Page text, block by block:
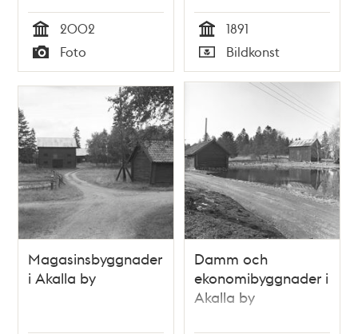
Tid
2002
Typ
Foto Tid
1891
Typ
Bildkonst
Magasinsbyggnader
i Akalla by
Damm och
ekonomibyggnader i
Akalla by